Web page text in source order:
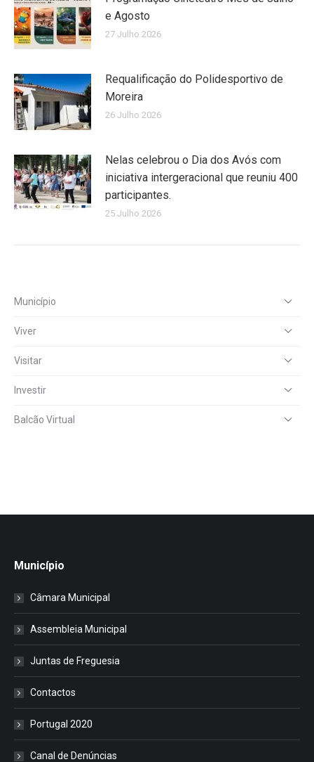
e Agosto
27 Julho 2026
Requalificação do Polidesportivo de
Moreira
26 Julho 2026
Nelas celebrou o Dia dos Avós com
iniciativa intergeracional que reuniu 400
participantes.
25 Julho 2026
Município
Viver
Visitar
Investir
Balcão Virtual
Município
Câmara Municipal
Assembleia Municipal
Juntas de Freguesia
Contactos
Portugal 2020
Canal de Denúncias